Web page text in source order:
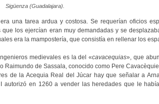
Sigüenza (Guadalajara).
una tarea ardua y costosa. Se requerían oficios
los ejercían eran muy demandadas y se
era la mampostería, que consistía en rellenar los
medievales es la del «cavacequias», que
Raimundo de Sassala, conocido como Pere
de la Acequia Real del Júcar hay que señalar a
autorizó en 1260 a vender las heredades que le